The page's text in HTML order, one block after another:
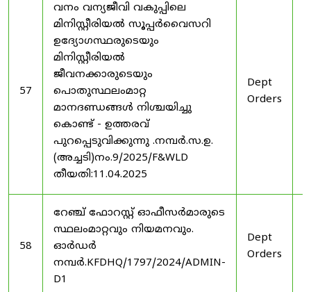
57
വനം വന്യജീവി വകുപ്പിലെ
മിനിസ്റ്റീരിയൽ സൂപ്പർവൈസറി
ഉദ്യോഗസ്ഥരുടെയും
മിനിസ്റ്റീരിയൽ
ജീവനക്കാരുടെയും
പൊതുസ്ഥലംമാറ്റ
മാനദണ്ഡങ്ങൾ നിശ്ചയിച്ചു
കൊണ്ട് - ഉത്തരവ്
പുറപ്പെടുവിക്കുന്നു .നമ്പർ.സ.ഉ.
(അച്ചടി)നം.9/2025/F&WLD
തീയതി:11.04.2025
Dept
Orders
58
റേഞ്ച് ഫോറസ്റ്റ് ഓഫീസർമാരുടെ
സ്ഥലംമാറ്റവും നിയമനവും.
ഓർഡർ
നമ്പർ.KFDHQ/1797/2024/ADMIN-
D1
Dept
Orders